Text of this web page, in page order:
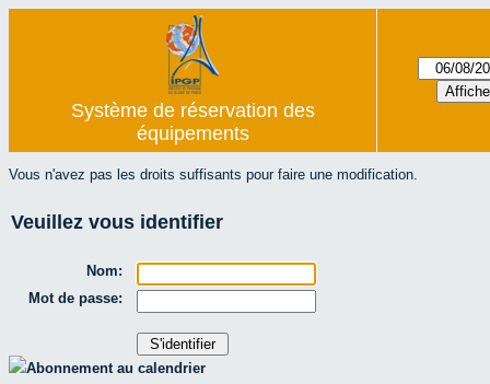
Système de réservation des
équipements
Vous n'avez pas les droits suffisants pour faire une modification.
Veuillez vous identifier
Nom:
Mot de passe:
Abonnement au calendrier